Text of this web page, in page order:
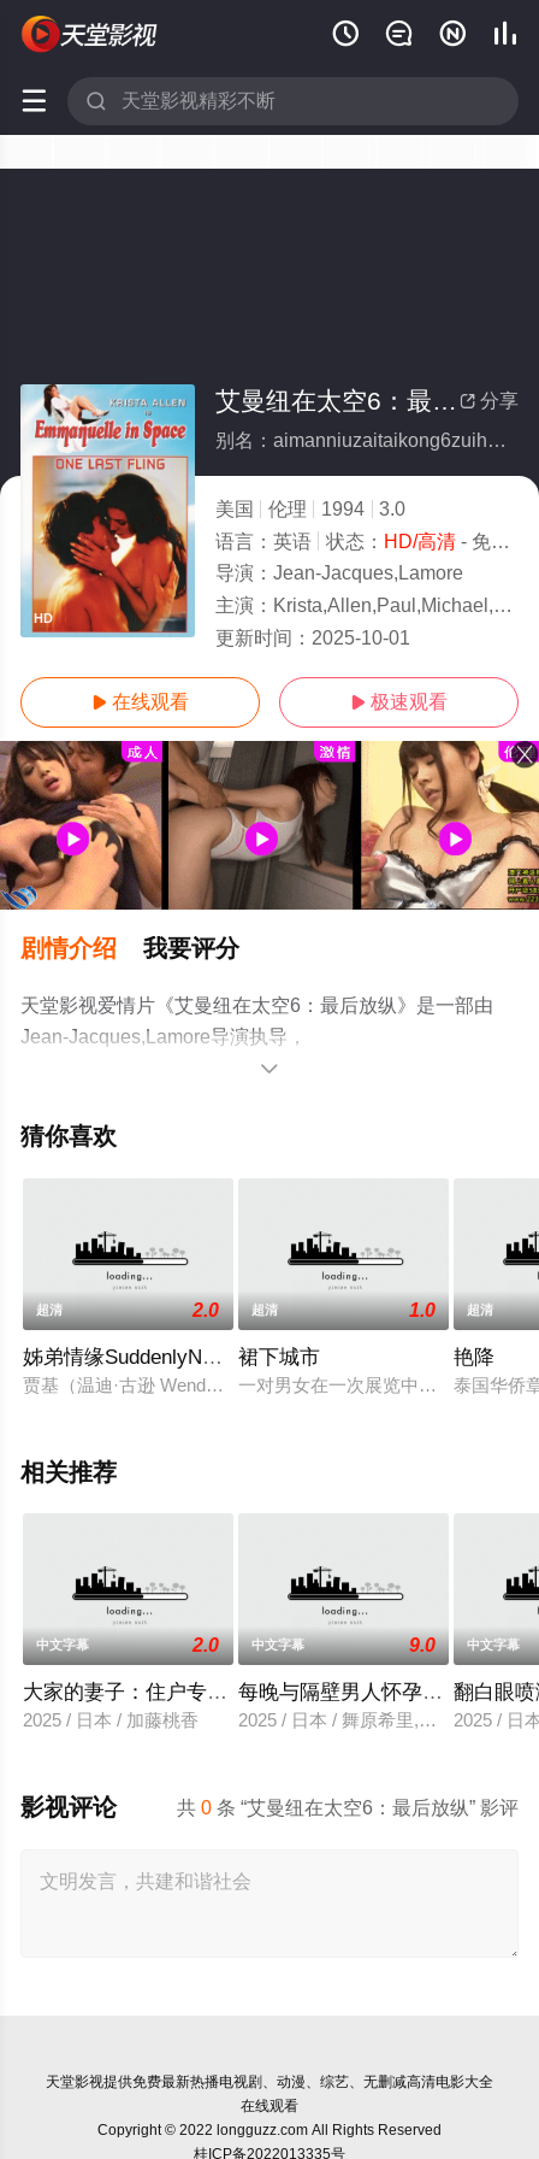
   
 
HD
 分享
艾曼纽在太空6：最后放纵
别名：aimanniuzaitaikong6zuihoufangzong
美国 伦理 1994
3.0
语言： 英语 状态： HD/高清- 免费在线观看
导演： Jean-Jacques,Lamore
主演： Krista,Allen,Paul,Michael,Robinson,Tiendra,Demi
更新时间： 2025-10-01
 在线观看  极速观看
剧情介绍 我要评分
天堂影视爱情片《艾曼纽在太空6：最后放纵》是一部由
Jean-Jacques,Lamore导演执导，
Krista,Allen,Paul,Michael,Robinson,Tiendra,Demian等演
电影大全就上天堂电影网，更多剧情信息可移步至豆瓣电

猜你喜欢
超清 2.0
姊弟情缘SuddenlyNaked
贾基（温迪·古逊 Wendy Crewson 饰）是一位小说家，曾经，她
超清 1.0
裙下城市
一对男女在一次展览中邂逅，彼此一
超清
艳降
泰国华侨
相关推荐
中文字幕 2.0
大家的妻子：住户专用洞口
2025 / 日本 / 加藤桃香
中文字幕 9.0
每晚与隔壁男人怀孕性爱
2025 / 日本 / 舞原希里,佐川金二
中文字幕
翻白眼
2025 / 日
共0 条 “艾曼纽在太空6：最后放纵” 影评
影视评论
天堂影视提供免费最新热播电视剧、动漫、综艺、无删减高清电影大全
在线观看
Copyright © 2022 longguzz.com All Rights Reserved
桂ICP备2022013335号